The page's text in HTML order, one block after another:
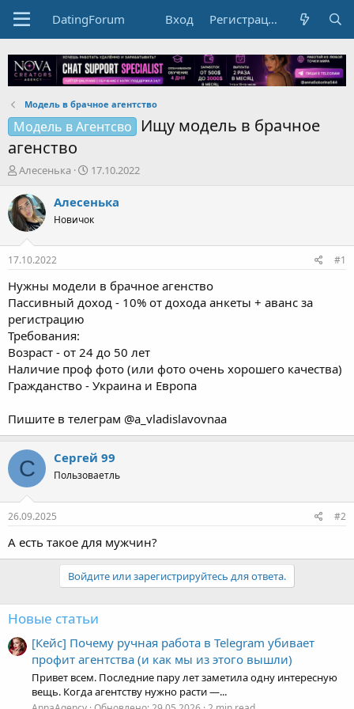
DatingForum Вход Регистрация
Модель в брачное агентство
Модель в Агентсво Ищу модель в брачное
агенство
А
в
т
о
р
т
е
м
ы
Алесенька
а
т
н
а
а
Новичок
17.10.2022
Нужны модели в брачное агенство
Пассивный доход - 10% от дохода анкеты + аванс за
регистрацию
Требования:
Возраст - от 24 до 50 лет
Наличие проф фото (или фото очень хорошего качества)
Гражданство - Украина и Европа
С Сергей 99
Пользоваетль
26.09.2025
А есть такое для мужчин?
Войдите или зарегистрируйтесь для ответа.
[Кейс] Почему ручная работа в Telegram убивает
профит агентства (и как мы из этого вышли)
Привет всем. Последние пару лет заметила одну интересную
вещь. Когда агентству нужно расти —...
AnnaAgency Обновлено:29.05.2026